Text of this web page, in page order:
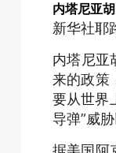
内塔尼亚
新华社耶
内塔尼亚
来的政策
要从世界
导弹”威胁